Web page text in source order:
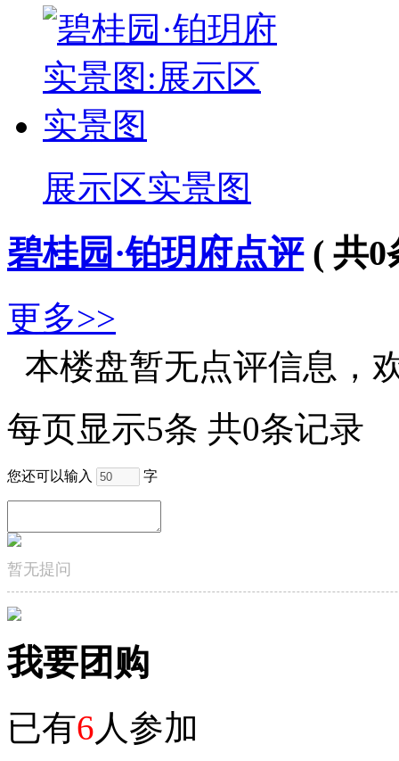
展示区实景图
碧桂园·铂玥府点评 ( 共0
更多>>
本楼盘暂无点评信息，
每页显示5条 共0条记录
您还可以输入 字
暂无提问
我要团购
已有6人参加